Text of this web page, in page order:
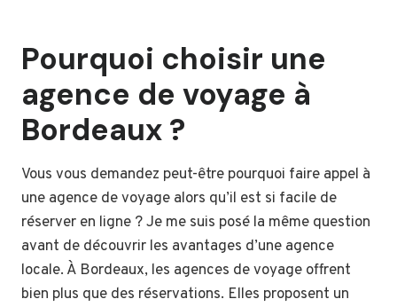
Pourquoi choisir une
agence de voyage à
Bordeaux ?
Vous vous demandez peut-être pourquoi faire appel à
une agence de voyage alors qu’il est si facile de
réserver en ligne ? Je me suis posé la même question
avant de découvrir les avantages d’une agence
locale. À Bordeaux, les agences de voyage offrent
bien plus que des réservations. Elles proposent un